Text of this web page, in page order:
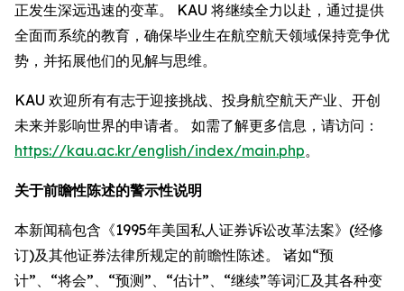
正发生深远迅速的变革。 KAU 将继续全力以赴，通过提供
全面而系统的教育，确保毕业生在航空航天领域保持竞争优
势，并拓展他们的见解与思维。
KAU 欢迎所有有志于迎接挑战、投身航空航天产业、开创
未来并影响世界的申请者。 如需了解更多信息，请访问：
https://kau.ac.kr/english/index/main.php。
关于前瞻性陈述的警示性说明
本新闻稿包含《1995年美国私人证券诉讼改革法案》(经修
订)及其他证券法律所规定的前瞻性陈述。 诸如“预
计”、“将会”、“预测”、“估计”、“继续”等词汇及其各种变